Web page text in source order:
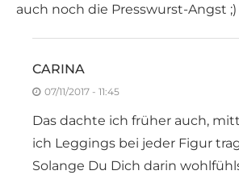
auch noch die Presswurst-Angst ;)
CARINA
07/11/2017 - 11:45
Das dachte ich früher auch,
ich Leggings bei jeder Figur
Solange Du Dich darin